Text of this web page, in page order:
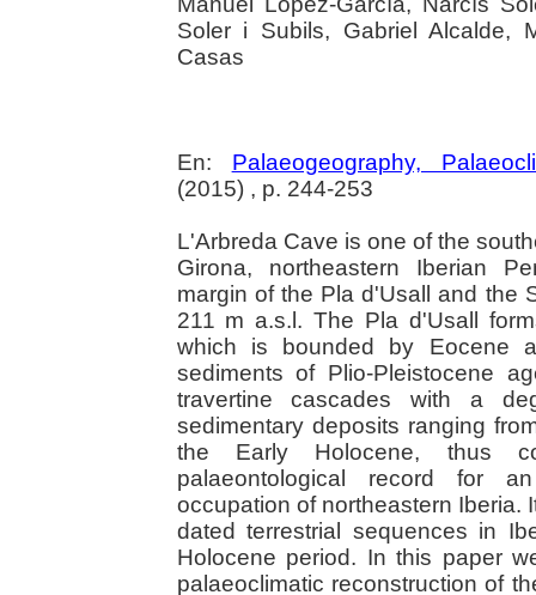
Soler i Subils, Gabriel Alcalde,
Casas
En: Palaeogeography,
(2015) , p. 244-253
L'Arbreda Cave is one of the
Girona, northeastern Iberian
margin of the Pla d'Usall and the
211 m a.s.l. The Pla d'Usall
which is bounded by Eocene
sediments of Plio-Pleistocene
travertine cascades with a
sedimentary deposits ranging
the Early Holocene, thus
palaeontological record for
occupation of northeastern Iberia.
dated terrestrial sequences in
Holocene period. In this paper
palaeoclimatic reconstruction of